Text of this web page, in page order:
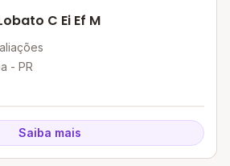
C Ei Ef M
- PR
Saiba mais